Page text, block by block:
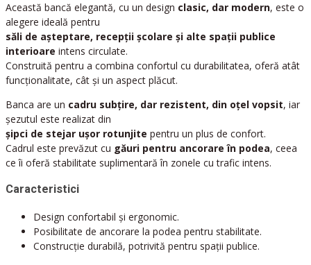
Această bancă elegantă, cu un design clasic, dar modern, este o
alegere ideală pentru
săli de așteptare, recepții școlare și alte spații publice
interioare intens circulate.
Construită pentru a combina confortul cu durabilitatea, oferă atât
funcționalitate, cât și un aspect plăcut.
Banca are un cadru subțire, dar rezistent, din oțel vopsit, iar
șezutul este realizat din
șipci de stejar ușor rotunjite pentru un plus de confort.
Cadrul este prevăzut cu găuri pentru ancorare în podea, ceea
ce îi oferă stabilitate suplimentară în zonele cu trafic intens.
Caracteristici
Design confortabil și ergonomic.
Posibilitate de ancorare la podea pentru stabilitate.
Construcție durabilă, potrivită pentru spații publice.